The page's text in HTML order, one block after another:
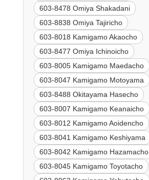
603-8478 Omiya Shakadani
603-8838 Omiya Tajiricho
603-8018 Kamigamo Akaocho
603-8477 Omiya Ichinoicho
603-8005 Kamigamo Maedacho
603-8047 Kamigamo Motoyama
603-8488 Okitayama Hasecho
603-8007 Kamigamo Keanaicho
603-8012 Kamigamo Aoidencho
603-8041 Kamigamo Keshiyama
603-8042 Kamigamo Hazamacho
603-8045 Kamigamo Toyotacho